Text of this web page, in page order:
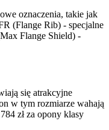
oznaczenia, takie jak
(Flange Rib) - specjalne
Flange Shield) -
się atrakcyjne
w tym rozmiarze wahają
zł za opony klasy